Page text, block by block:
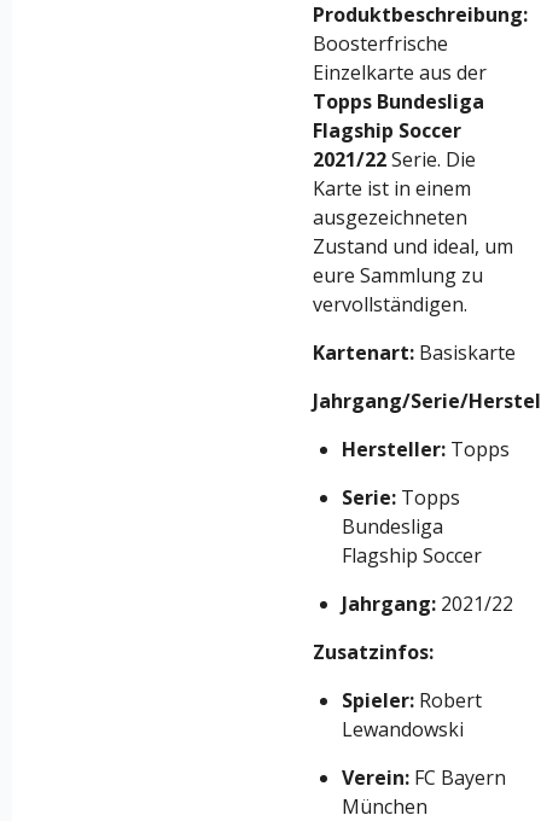
Produktbeschreibung:
Boosterfrische
Einzelkarte aus der
Topps Bundesliga
Flagship Soccer
2021/22Serie. Die
Karte ist in einem
ausgezeichneten
Zustand und ideal, um
eure Sammlung zu
vervollständigen.
Kartenart: Basiskarte
Jahrgang/Serie/
Hersteller: Topps
Serie: Topps
Bundesliga
Flagship Soccer
Jahrgang: 2021/22
Zusatzinfos:
Spieler: Robert
Lewandowski
Verein: FC Bayern
München